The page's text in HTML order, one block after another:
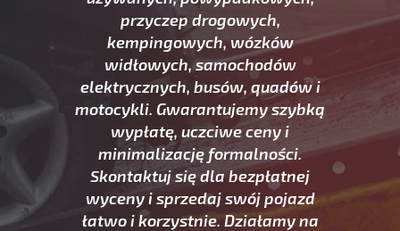
przyczep drogowych,
kempingowych, wózków
widłowych, samochodów
elektrycznych, busów, quadów i
motocykli. Gwarantujemy szybką
wypłatę, uczciwe ceny i
minimalizację formalności.
Skontaktuj się dla bezpłatnej
wyceny i sprzedaj swój pojazd
łatwo i korzystnie. Działamy na